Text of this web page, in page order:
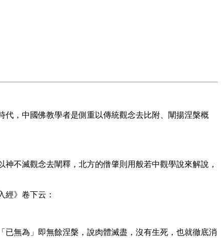
，中國佛教學者是側重以傳統觀念去比附、闡揚涅槃概
不滅觀念去闡釋，北方的僧肇則用般若中觀學說來解說，
》卷下云：
無為」即無餘涅槃，說肉體滅盡，沒有生死，也就徹底消